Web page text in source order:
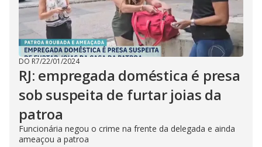
DO R7/22/01/2024
RJ: empregada doméstica é presa
sob suspeita de furtar joias da
patroa
Funcionária negou o crime na frente da delegada e ainda
ameaçou a patroa